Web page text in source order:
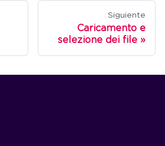
Siguiente
Caricamento e
selezione dei file